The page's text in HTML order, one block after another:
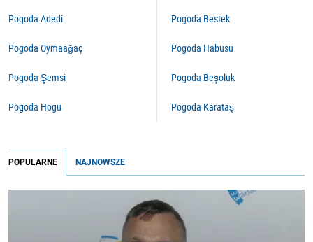
Pogoda Adedi
Pogoda Oymaağaç
Pogoda Şemsi
Pogoda Hogu
Pogoda Bestek
Pogoda Habusu
Pogoda Beşoluk
Pogoda Karataş
POPULARNE NAJNOWSZE